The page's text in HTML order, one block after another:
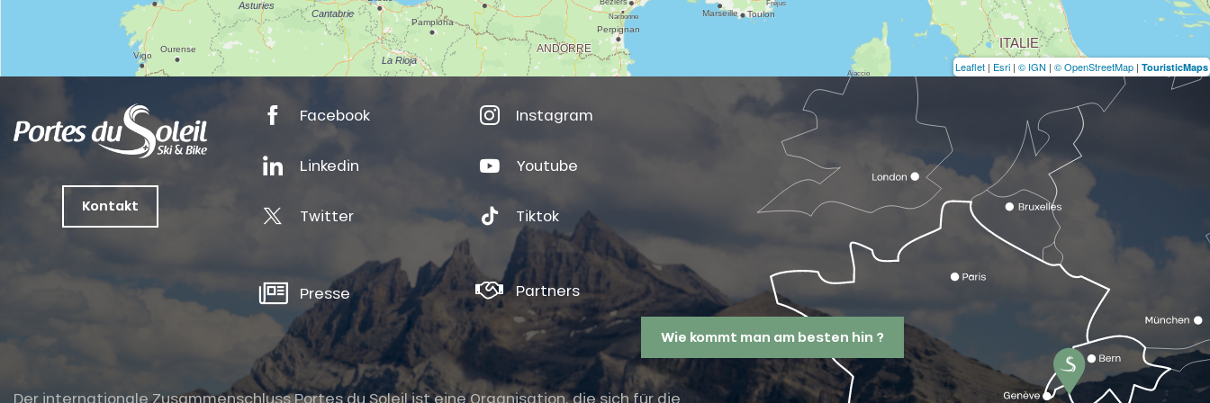
Leaflet | Esri | © IGN | © OpenStreetMap | TouristicMaps
Kontakt
Facebook Instagram
Linkedin Youtube
Twitter Tiktok
Presse Partners
Der internationale Zusammenschluss Portes du Soleil ist eine Organisation, die sich für die
Wie kommt man am besten hin ?